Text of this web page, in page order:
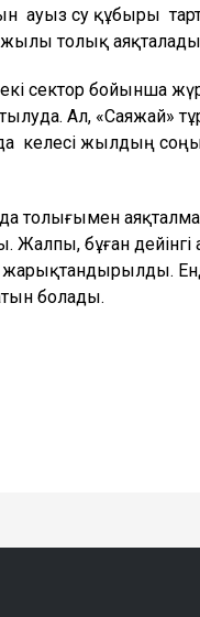
ауыз су құбыры
толық
сектор бойынша
Ал, «Саяжай»
келесі жылдың
толығымен
бұған дейінгі
болады.